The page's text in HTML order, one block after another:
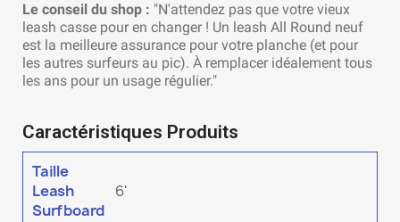
Le conseil du shop : "N'attendez pas que votre vieux
leash casse pour en changer ! Un leash All Round neuf
est la meilleure assurance pour votre planche (et pour
les autres surfeurs au pic). À remplacer idéalement tous
les ans pour un usage régulier."
Caractéristiques Produits
Taille
Leash
Surfboard
6'